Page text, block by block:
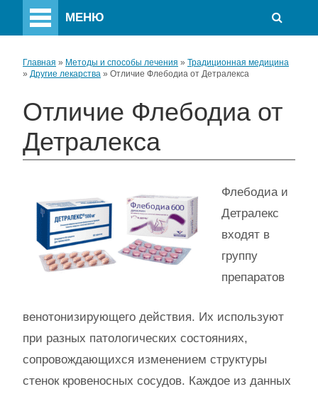
МЕНЮ
Главная » Методы и способы лечения » Традиционная медицина
» Другие лекарства » Отличие Флебодиа от Детралекса
Отличие Флебодиа от
Детралекса
Флебодиа и
Детралекс
входят в
группу
препаратов
венотонизирующего действия. Их используют
при разных патологических состояниях,
сопровождающихся изменением структуры
стенок кровеносных сосудов. Каждое из данных